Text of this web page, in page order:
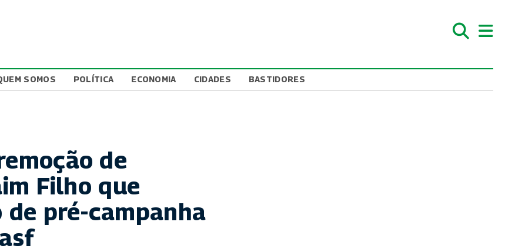
SOMOS POLÍTICA ECONOMIA CIDADES BASTIDORES
de
Filho que
de pré-campanha